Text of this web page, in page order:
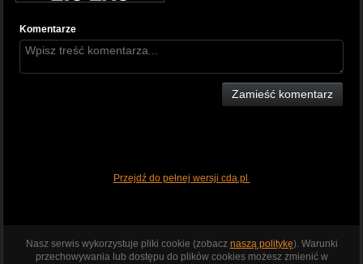
Komentarze
Zamieść komentarz
Przejdź do pełnej wersji cda.pl
Nasz serwis wykorzystuje pliki cookie (zobacz naszą politykę). Warunki
przechowywania lub dostępu do plików cookies możesz zmienić w